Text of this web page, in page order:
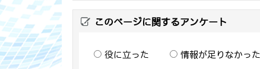
このページに関するアンケート
役に立った 情報が足りなかった